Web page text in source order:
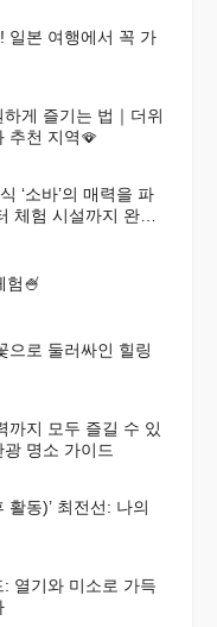
일본 여행에서 꼭 가
게 즐기는 법｜더위
추천 지역🪭
‘소바’의 매력을 파
체험 시설까지 완벽
’체험🍧
으로 둘러싸인 힐링
까지 모두 즐길 수 있
명소 가이드
활동)’ 최전선: 나의
열기와 미소로 가득